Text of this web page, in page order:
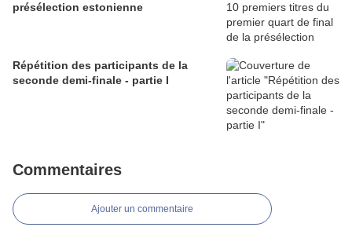
présélection estonienne
Répétition des participants de la
seconde demi-finale - partie I
Commentaires
Ajouter un commentaire